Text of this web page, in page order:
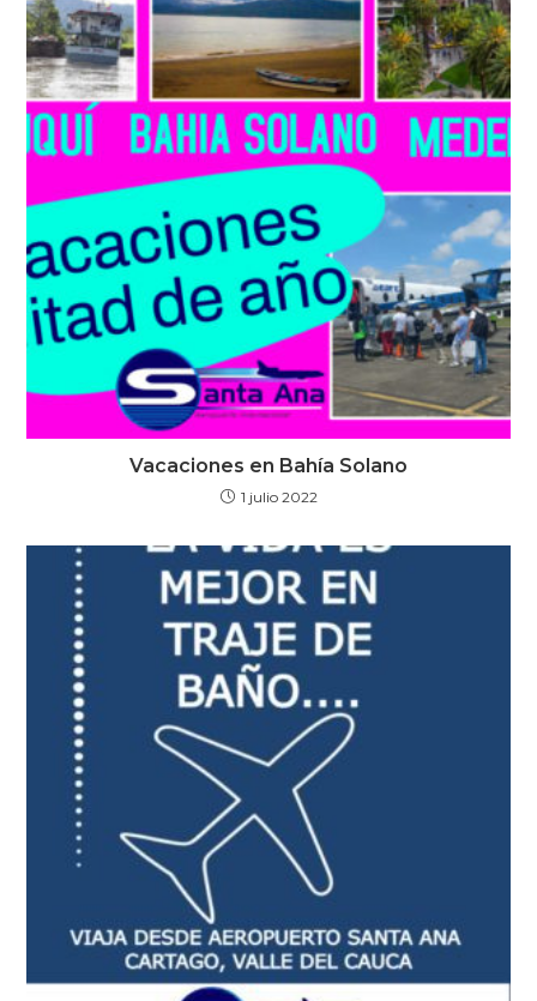
Vacaciones en Bahía Solano
1 julio 2022